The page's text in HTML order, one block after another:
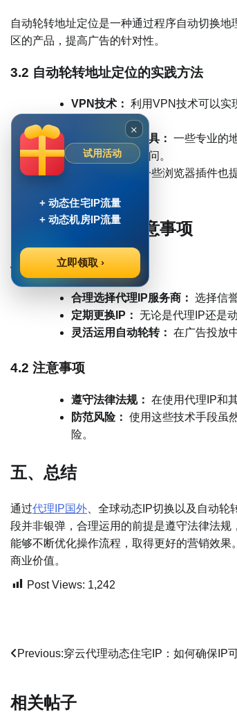
自动轮转地址定位是一种通过程序自动切换
区的产品，提高广告的针对性。
3.2 自动轮转地址定位的实践方法
VPN技术： 利用VPN技术可以实
地理位置模拟工具： 一些专业的
拟不同地区的访问。
一些浏览器插件也
四、操作技巧与注意事项
4.1 操作技巧
合理选择代理IP服务商： 选择信
定期更换IP： 无论是代理IP还是
灵活运用自动轮转： 在广告投放
4.2 注意事项
遵守法律法规： 在使用代理IP和
防范风险： 使用这些技术手段虽
险。
五、总结
通过代理IP国外 、全球动态IP切换以及自动
段并非银弹，合理运用的前提是遵守法律法
能够不断优化操作流程，取得更好的营销效
商业价值。
Post Views: 1,242
文
导
Previous:穿云代理动态住宅IP：如何确保IP
相关帖子
×
试用活动
+ 动态住宅IP流量
+ 动态机房IP流量
立即领取 ›